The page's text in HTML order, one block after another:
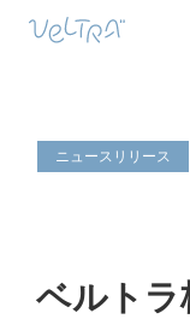
ニュースリリース
ベルトラ